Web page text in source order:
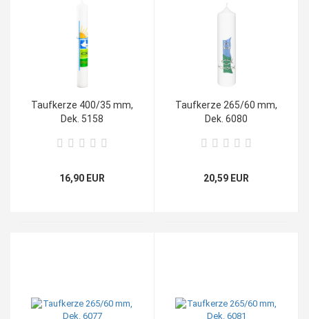
Taufkerze 400/35 mm,
Dek. 5158
16,90 EUR
Taufkerze 265/60 mm,
Dek. 6080
20,59 EUR